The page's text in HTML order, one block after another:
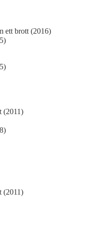
ett brott (2016)
(2011)
(2011)